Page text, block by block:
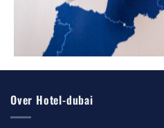
Over Hotel-dubai